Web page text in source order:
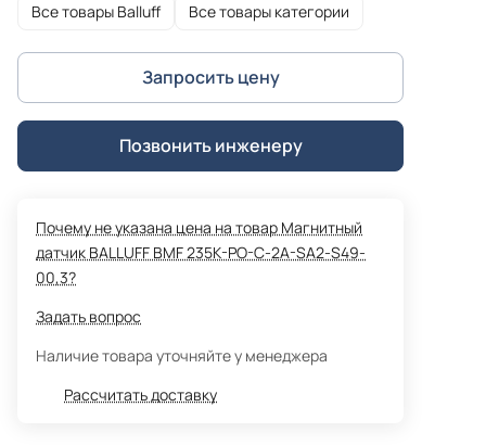
Все товары Balluff Все товары категории
Запросить цену
Позвонить инженеру
Почему не указана цена на товар Магнитный
датчик BALLUFF BMF 235K-PO-C-2A-SA2-S49-
00,3?
Задать вопрос
Наличие товара уточняйте у менеджера
Рассчитать доставку